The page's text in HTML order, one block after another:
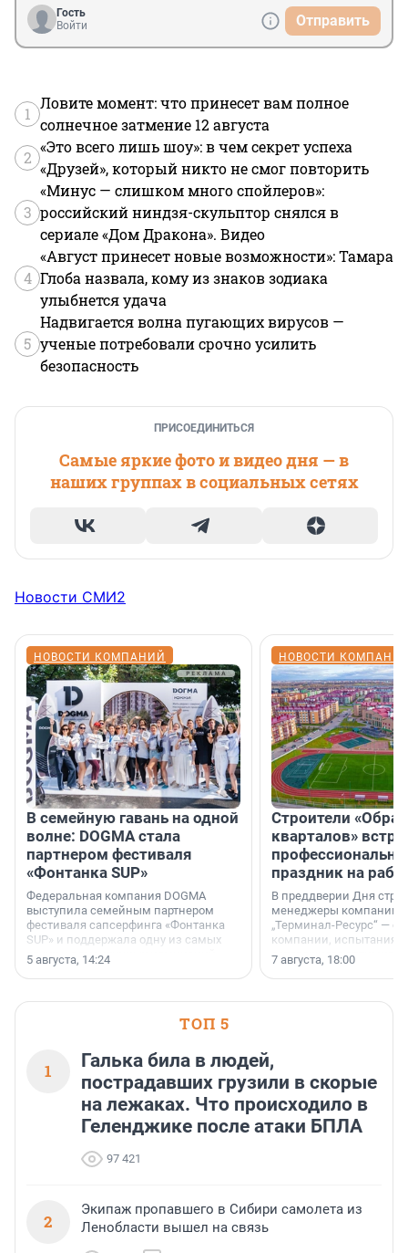
Гость
Войти
Отправить
1
Ловите момент: что принесет вам полное
солнечное затмение 12 августа
2
«Это всего лишь шоу»: в чем секрет успеха
«Друзей», который никто не смог повторить
3
«Минус — слишком много спойлеров»:
российский ниндзя-скульптор снялся в
сериале «Дом Дракона». Видео
4
«Август принесет новые возможности»: Тамара
Глоба назвала, кому из знаков зодиака
улыбнется удача
5
Надвигается волна пугающих вирусов —
ученые потребовали срочно усилить
безопасность
ПРИСОЕДИНИТЬСЯ
Самые яркие фото и видео дня — в
наших группах в социальных сетях
Новости СМИ2
НОВОСТИ КОМПАНИЙ
В семейную гавань на одной
волне: DOGMA стала
партнером фестиваля
«Фонтанка SUP»
Федеральная компания DOGMA
выступила семейным партнером
фестиваля сапсерфинга «Фонтанка
SUP» и поддержала одну из самых
ярких и романтичных номинаций —
«SUP-свадьба».
5 августа, 14:24
НОВОСТИ
Строители
кварталов»
праздник на
В преддверии Дня
менеджеры компании
„Терминал-Ресурс“ — о
компании, испытаниях
осторожного
7 августа, 18:00
ТОП 5
1
Галька била в людей,
пострадавших грузили в скорые
на лежаках. Что происходило в
Геленджике после атаки БПЛА
97 421
2
Экипаж пропавшего в Сибири самолета из
Ленобласти вышел на связь